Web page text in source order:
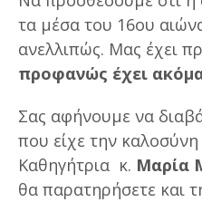
τα μέσα του 16ου
ανελλιπώς. Μας έχει
προφανώς έχει
Σας αφήνουμε να
που είχε την καλοσύνη
Καθηγήτρια κ. Μαρία
θα παρατηρήσετε και